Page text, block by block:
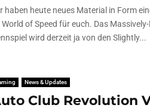
haben heute neues Material in Form
World of Speed für euch. Das
wird derzeit ja von den Slightly...
News & Updates
Club Revolution